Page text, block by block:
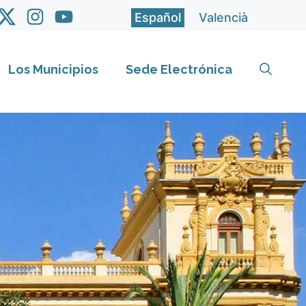
Español Valencià
Los Municipios Sede Electrónica